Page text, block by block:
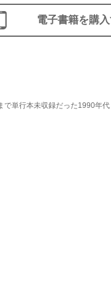
電子書籍を購
単行本未収録だった1990年